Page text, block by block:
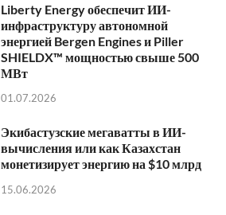
Liberty Energy обеспечит ИИ-
инфраструктуру автономной
энергией Bergen Engines и Piller
SHIELDX™ мощностью свыше 500
МВт
01.07.2026
Экибастузские мегаватты в ИИ-
вычисления или как Казахстан
монетизирует энергию на $10 млрд
15.06.2026